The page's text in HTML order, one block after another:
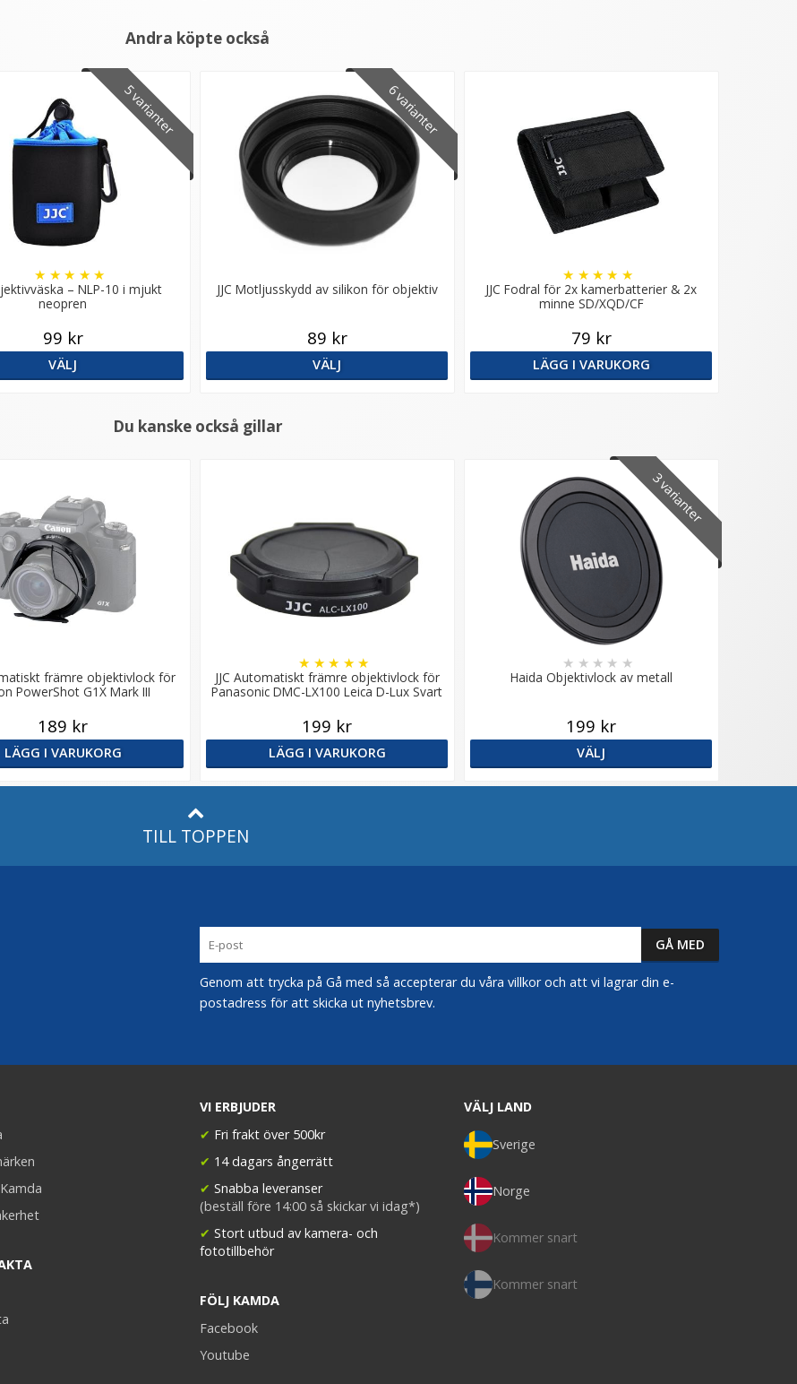
Andra köpte också
5 varianter
– NLP-10 i mjukt
neopren
★ ★ ★ ★ ★
99 kr
VÄLJ
6 varianter
JJC Motljusskydd av silikon för objektiv
89 kr
VÄLJ
JJC Fodral för 2x kamerbatterier & 2x
minne SD/XQD/CF
★ ★ ★ ★ ★
79 kr
LÄGG I VARUKORG
Du kanske också gillar
främre objektivlock för
PowerShot G1X Mark III
189 kr
LÄGG I VARUKORG
JJC Automatiskt främre objektivlock för
Panasonic DMC-LX100 Leica D-Lux Svart
★ ★ ★ ★ ★
199 kr
LÄGG I VARUKORG
3 varianter
Haida Objektivlock av metall
★ ★ ★ ★ ★
199 kr
VÄLJ
TILL TOPPEN
Genom att trycka på Gå med så accepterar du våra villkor och att vi lagrar din e-
postadress för att skicka ut nyhetsbrev.
VI ERBJUDER
✔ Fri frakt över 500kr
✔ 14 dagars ångerrätt
✔ Snabba leveranser
(beställ före 14:00 så skickar vi idag*)
✔ Stort utbud av kamera- och
fototillbehör
FÖLJ KAMDA
Facebook
Youtube
VÄLJ LAND
Sverige
Norge
Kommer snart
Kommer snart